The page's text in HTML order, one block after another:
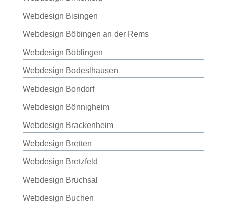
Webdesign Bisingen
Webdesign Böbingen an der Rems
Webdesign Böblingen
Webdesign Bodeslhausen
Webdesign Bondorf
Webdesign Bönnigheim
Webdesign Brackenheim
Webdesign Bretten
Webdesign Bretzfeld
Webdesign Bruchsal
Webdesign Buchen